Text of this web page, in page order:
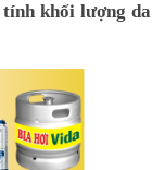
tính khối lượng da